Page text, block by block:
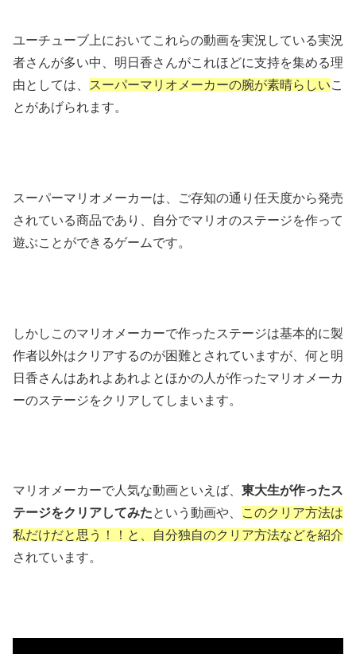
ユーチューブ上においてこれらの動画を実況している実況
者さんが多い中、明日香さんがこれほどに支持を集める理
由としては、 スーパーマリオメーカーの腕が素晴らしいこ
とがあげられます。
スーパーマリオメーカーは、ご存知の通り任天度から発売
されている商品であり、自分でマリオのステージを作って
遊ぶことができるゲームです。
しかしこのマリオメーカーで作ったステージは基本的に製
作者以外はクリアするのが困難とされていますが、何と明
日香さんはあれよあれよとほかの人が作ったマリオメーカ
ーのステージをクリアしてしまいます。
マリオメーカーで人気な動画といえば、 東大生が作ったス
テージをクリアしてみたという動画や、
このクリア方法は
私だけだと思う！！と、自分独自のクリア方法などを紹介
されています。